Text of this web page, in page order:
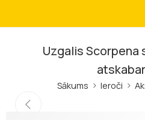
Uzgalis Scorpena
Sākums Ieroči